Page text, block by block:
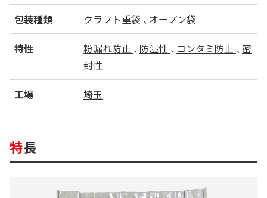
包装種類 クラフト重袋 オープン袋
特性 粉漏れ防止 防湿性 コンタミ防止
密
封性
工場 埼玉
特長